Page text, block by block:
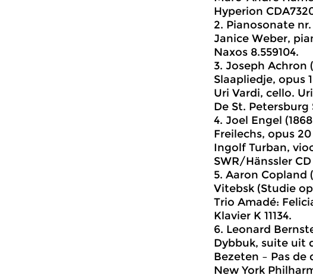
Hyperion
2. Pianosonate
Janice Weber,
Naxos 8.559104.
3. Joseph Achron
Slaapliedje, opus 1
Uri Vardi, cello.
De St. Petersburg
4. Joel Engel
Freilechs, opus 20
Ingolf Turban,
SWR/Hänssler
5. Aaron Copland
Vitebsk (Studie
Trio Amadé:
Klavier K 11134.
6. Leonard
Dybbuk, suite uit
Bezeten – Pas de
New York